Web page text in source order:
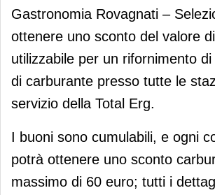
Gastronomia Rovagnati –
ottenere uno sconto del valore
utilizzabile per un rifornimento
di carburante presso tutte le
servizio della Total Erg.
I buoni sono cumulabili, e ogni
potrà ottenere uno sconto
massimo di 60 euro; tutti i